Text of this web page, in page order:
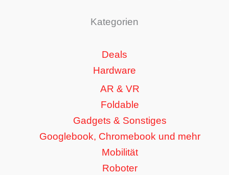
Kategorien
Deals
Hardware
AR & VR
Foldable
Gadgets & Sonstiges
Googlebook, Chromebook und mehr
Mobilität
Roboter